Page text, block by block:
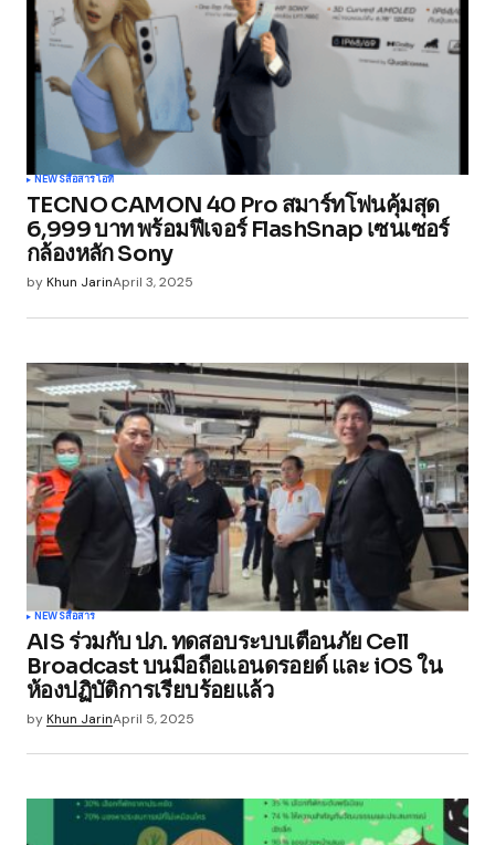
NEWSสื่อสารไอที
TECNO CAMON 40 Pro สมาร์ทโฟนคุ้มสุด
6,999 บาท พร้อมฟีเจอร์ FlashSnap เซนเซอร์
กล้องหลัก Sony
byKhun JarinApril 3, 2025
NEWSสื่อสาร
AIS ร่วมกับ ปภ. ทดสอบระบบเตือนภัย Cell
Broadcast บนมือถือแอนดรอยด์ และ iOS ใน
ห้องปฏิบัติการเรียบร้อยแล้ว
byKhun JarinApril 5, 2025